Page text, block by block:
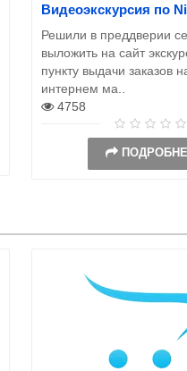
Видеоэкскурсия по
Решили в преддверии
выложить на сайт
пункту выдачи заказов
интернем ма..
4758